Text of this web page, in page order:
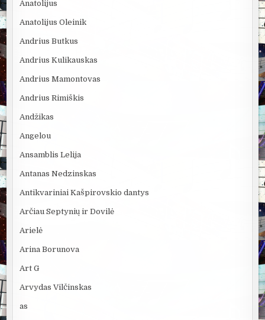
Anatolijus
Anatolijus Oleinik
Andrius Butkus
Andrius Kulikauskas
Andrius Mamontovas
Andrius Rimiškis
Andžikas
Angelou
Ansamblis Lelija
Antanas Nedzinskas
Antikvariniai Kašpirovskio dantys
Arčiau Septynių ir Dovilė
Arielė
Arina Borunova
Art G
Arvydas Vilčinskas
as